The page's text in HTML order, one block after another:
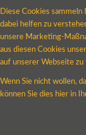
Diese Cookies
dabei helfen zu
unsere Marketing-
aus diesen Cookies
auf unserer Webseite zu
Wenn Sie nicht wollen,
können Sie dies hier in